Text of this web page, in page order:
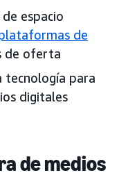
espacio
de
de oferta
tecnología para
digitales
de medios